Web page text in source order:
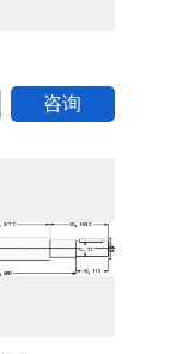
咨询